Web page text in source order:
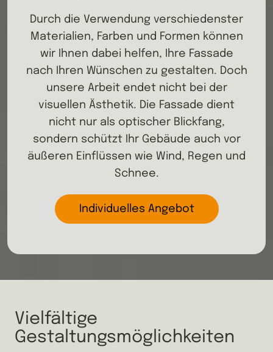
Durch die Verwendung verschiedenster
Materialien, Farben und Formen können
wir Ihnen dabei helfen, Ihre Fassade
nach Ihren Wünschen zu gestalten. Doch
unsere Arbeit endet nicht bei der
visuellen Ästhetik. Die Fassade dient
nicht nur als optischer Blickfang,
sondern schützt Ihr Gebäude auch vor
äußeren Einflüssen wie Wind, Regen und
Schnee.
Individuelles Angebot
Vielfältige
Gestaltungsmöglichkeiten